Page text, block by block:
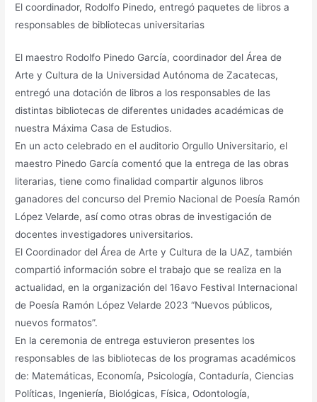
El coordinador, Rodolfo Pinedo, entregó paquetes de libros a
responsables de bibliotecas universitarias
El maestro Rodolfo Pinedo García, coordinador del Área de
Arte y Cultura de la Universidad Autónoma de Zacatecas,
entregó una dotación de libros a los responsables de las
distintas bibliotecas de diferentes unidades académicas de
nuestra Máxima Casa de Estudios.
En un acto celebrado en el auditorio Orgullo Universitario, el
maestro Pinedo García comentó que la entrega de las obras
literarias, tiene como finalidad compartir algunos libros
ganadores del concurso del Premio Nacional de Poesía Ramón
López Velarde, así como otras obras de investigación de
docentes investigadores universitarios.
El Coordinador del Área de Arte y Cultura de la UAZ, también
compartió información sobre el trabajo que se realiza en la
actualidad, en la organización del 16avo Festival Internacional
de Poesía Ramón López Velarde 2023 “Nuevos públicos,
nuevos formatos”.
En la ceremonia de entrega estuvieron presentes los
responsables de las bibliotecas de los programas académicos
de: Matemáticas, Economía, Psicología, Contaduría, Ciencias
Políticas, Ingeniería, Biológicas, Física, Odontología,